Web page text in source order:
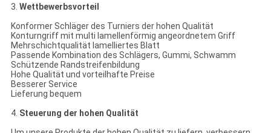
3. Wettbewerbsvorteil
Konformer Schläger des Turniers der hohen Qualität
Konturngriff mit multi lamellenförmig angeordnetem Griff
Mehrschichtqualität lamelliertes Blatt
Passende Kombination des Schlägers, Gummi, Schwamm
Schützende Randstreifenbildung
Hohe Qualität und vorteilhafte Preise
Besserer Service
Lieferung bequem
4. Steuerung der hohen Qualität